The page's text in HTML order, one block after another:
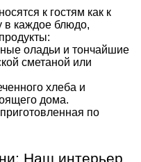
к гостям как к
каждое блюдо,
оладьи и тончайшие
сметаной или
хлеба и
дома.
по
Наш интерьер